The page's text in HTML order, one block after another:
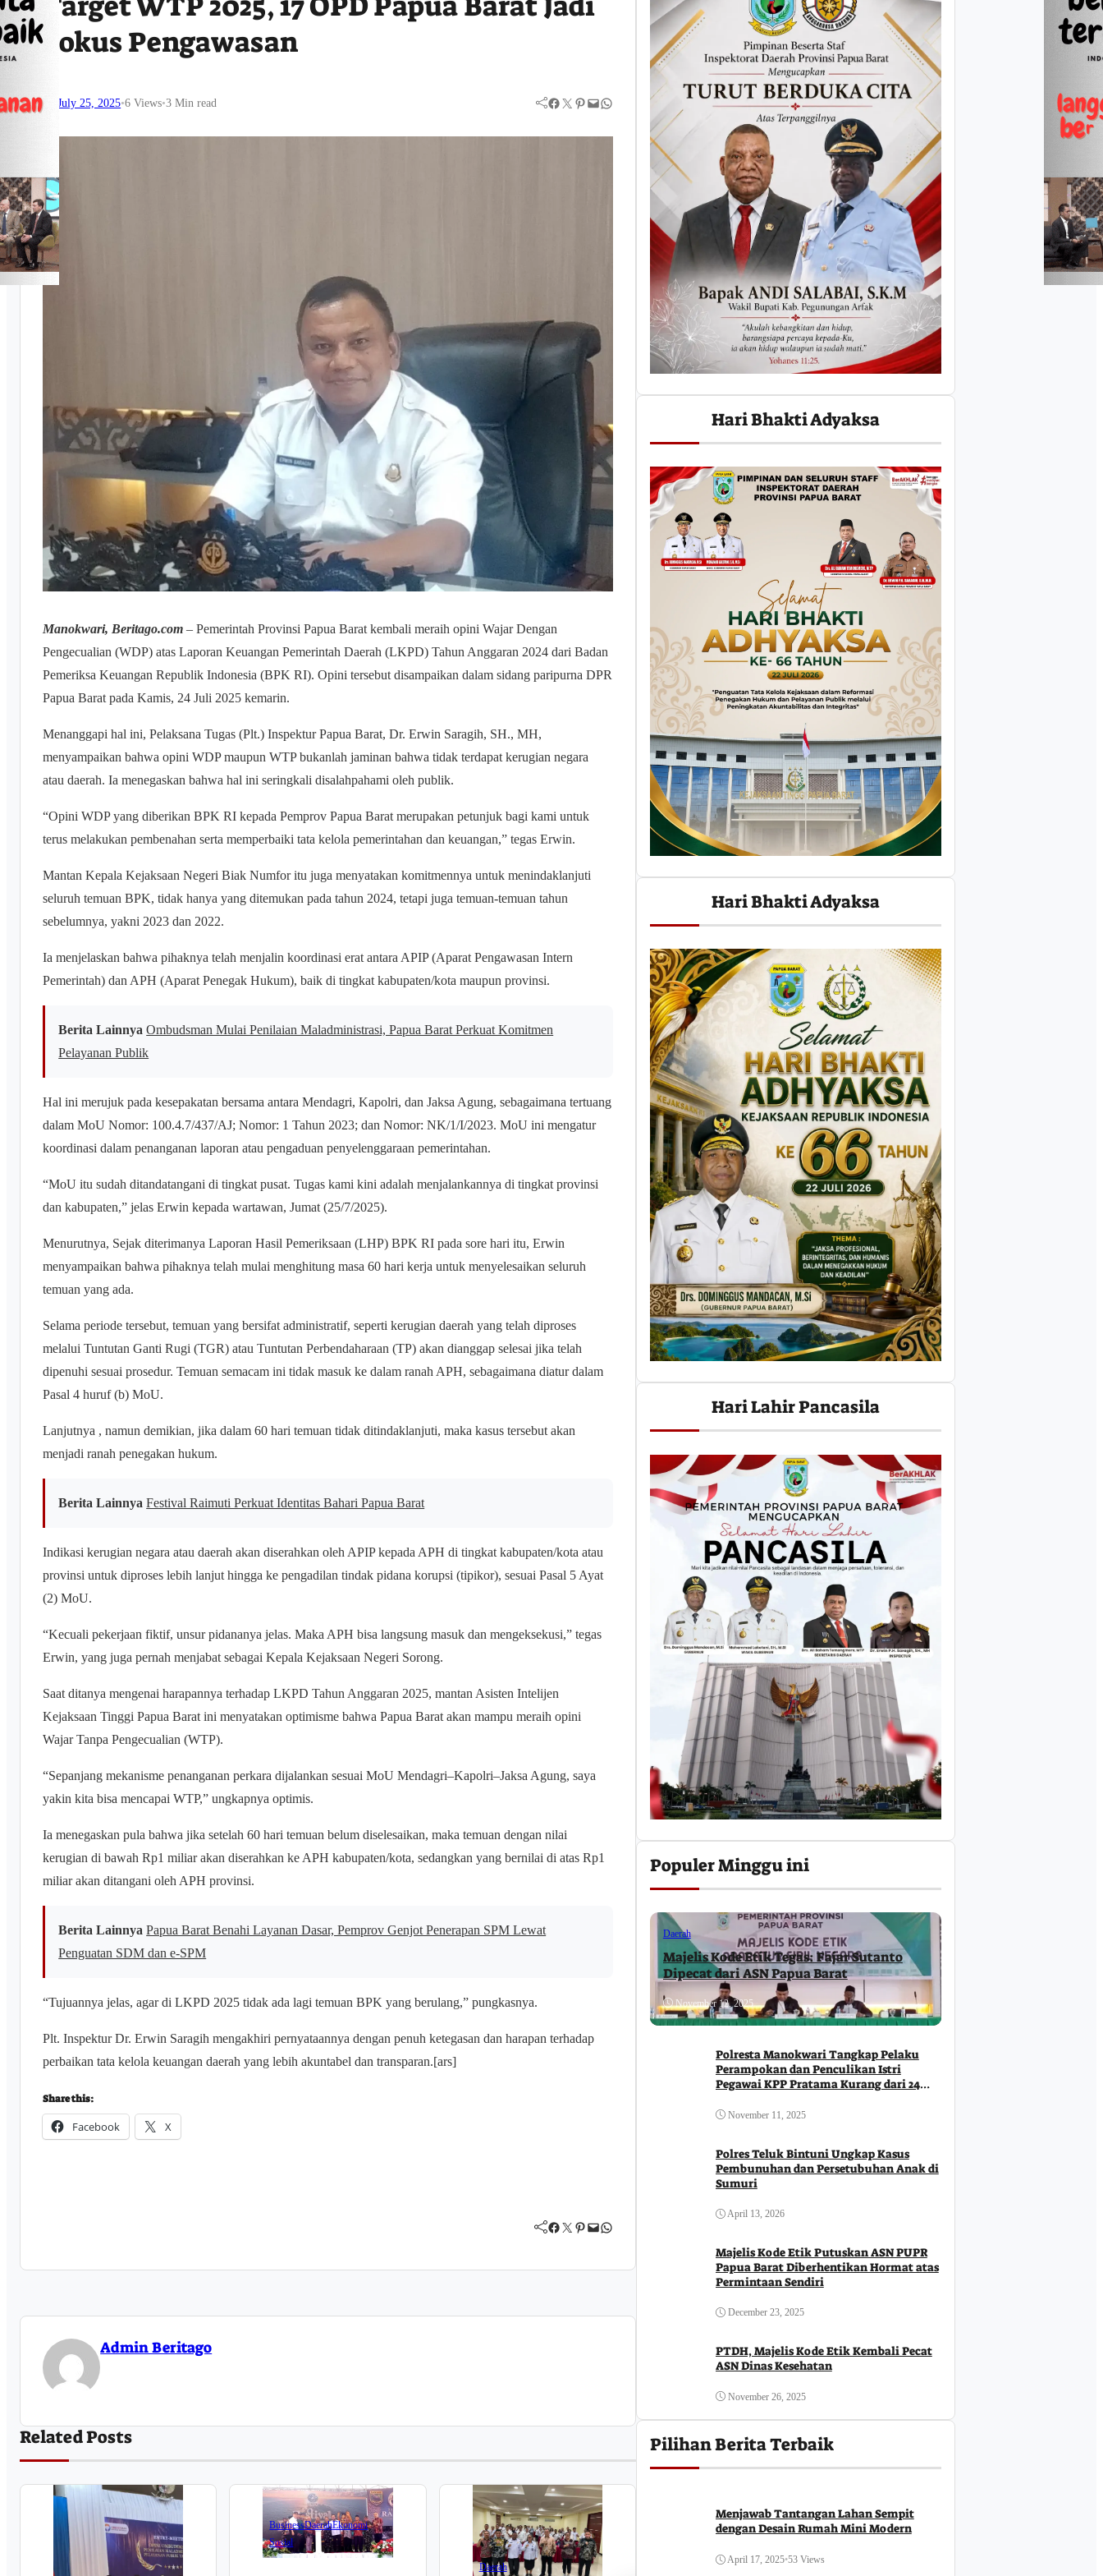
Fokus Pengawasan
July 25, 2025•6 Views•3 Min read Facebook Twitter Pinterest Mail WhatsApp
Manokwari, Beritago.com – Pemerintah Provinsi Papua Barat kembali meraih opini Wajar Dengan
Pengecualian (WDP) atas Laporan Keuangan Pemerintah Daerah (LKPD) Tahun Anggaran 2024 dari Badan
Pemeriksa Keuangan Republik Indonesia (BPK RI). Opini tersebut disampaikan dalam sidang paripurna DPR
Papua Barat pada Kamis, 24 Juli 2025 kemarin.
Menanggapi hal ini, Pelaksana Tugas (Plt.) Inspektur Papua Barat, Dr. Erwin Saragih, SH., MH,
menyampaikan bahwa opini WDP maupun WTP bukanlah jaminan bahwa tidak terdapat kerugian negara
atau daerah. Ia menegaskan bahwa hal ini seringkali disalahpahami oleh publik.
“Opini WDP yang diberikan BPK RI kepada Pemprov Papua Barat merupakan petunjuk bagi kami untuk
terus melakukan pembenahan serta memperbaiki tata kelola pemerintahan dan keuangan,” tegas Erwin.
Mantan Kepala Kejaksaan Negeri Biak Numfor itu juga menyatakan komitmennya untuk menindaklanjuti
seluruh temuan BPK, tidak hanya yang ditemukan pada tahun 2024, tetapi juga temuan-temuan tahun
sebelumnya, yakni 2023 dan 2022.
Ia menjelaskan bahwa pihaknya telah menjalin koordinasi erat antara APIP (Aparat Pengawasan Intern
Pemerintah) dan APH (Aparat Penegak Hukum), baik di tingkat kabupaten/kota maupun provinsi.
Berita Lainnya Ombudsman Mulai Penilaian Maladministrasi, Papua Barat Perkuat Komitmen
Pelayanan Publik
Hal ini merujuk pada kesepakatan bersama antara Mendagri, Kapolri, dan Jaksa Agung, sebagaimana tertuang
dalam MoU Nomor: 100.4.7/437/AJ; Nomor: 1 Tahun 2023; dan Nomor: NK/1/I/2023. MoU ini mengatur
koordinasi dalam penanganan laporan atau pengaduan penyelenggaraan pemerintahan.
“MoU itu sudah ditandatangani di tingkat pusat. Tugas kami kini adalah menjalankannya di tingkat provinsi
dan kabupaten,” jelas Erwin kepada wartawan, Jumat (25/7/2025).
Menurutnya, Sejak diterimanya Laporan Hasil Pemeriksaan (LHP) BPK RI pada sore hari itu, Erwin
menyampaikan bahwa pihaknya telah mulai menghitung masa 60 hari kerja untuk menyelesaikan seluruh
temuan yang ada.
Selama periode tersebut, temuan yang bersifat administratif, seperti kerugian daerah yang telah diproses
melalui Tuntutan Ganti Rugi (TGR) atau Tuntutan Perbendaharaan (TP) akan dianggap selesai jika telah
dipenuhi sesuai prosedur. Temuan semacam ini tidak masuk ke dalam ranah APH, sebagaimana diatur dalam
Pasal 4 huruf (b) MoU.
Lanjutnya , namun demikian, jika dalam 60 hari temuan tidak ditindaklanjuti, maka kasus tersebut akan
menjadi ranah penegakan hukum.
Berita Lainnya Festival Raimuti Perkuat Identitas Bahari Papua Barat
Indikasi kerugian negara atau daerah akan diserahkan oleh APIP kepada APH di tingkat kabupaten/kota atau
provinsi untuk diproses lebih lanjut hingga ke pengadilan tindak pidana korupsi (tipikor), sesuai Pasal 5 Ayat
(2) MoU.
“Kecuali pekerjaan fiktif, unsur pidananya jelas. Maka APH bisa langsung masuk dan mengeksekusi,” tegas
Erwin, yang juga pernah menjabat sebagai Kepala Kejaksaan Negeri Sorong.
Saat ditanya mengenai harapannya terhadap LKPD Tahun Anggaran 2025, mantan Asisten Intelijen
Kejaksaan Tinggi Papua Barat ini menyatakan optimisme bahwa Papua Barat akan mampu meraih opini
Wajar Tanpa Pengecualian (WTP).
“Sepanjang mekanisme penanganan perkara dijalankan sesuai MoU Mendagri–Kapolri–Jaksa Agung, saya
yakin kita bisa mencapai WTP,” ungkapnya optimis.
Ia menegaskan pula bahwa jika setelah 60 hari temuan belum diselesaikan, maka temuan dengan nilai
kerugian di bawah Rp1 miliar akan diserahkan ke APH kabupaten/kota, sedangkan yang bernilai di atas Rp1
miliar akan ditangani oleh APH provinsi.
Berita Lainnya Papua Barat Benahi Layanan Dasar, Pemprov Genjot Penerapan SPM Lewat
Penguatan SDM dan e-SPM
“Tujuannya jelas, agar di LKPD 2025 tidak ada lagi temuan BPK yang berulang,” pungkasnya.
Plt. Inspektur Dr. Erwin Saragih mengakhiri pernyataannya dengan penuh ketegasan dan harapan terhadap
perbaikan tata kelola keuangan daerah yang lebih akuntabel dan transparan.[ars]
Share this:
Facebook X
Facebook Twitter Pinterest Mail WhatsApp
Admin Beritago
Related Posts
BusinessDaerahEkonomi
Sosial
Daerah
Hari Bhakti Adyaksa
Hari Bhakti Adyaksa
Hari Lahir Pancasila
Populer Minggu ini
Daerah
Majelis Kode Etik Tegas: Fajar Sutanto
Dipecat dari ASN Papua Barat
November 12, 2025
Polresta Manokwari Tangkap Pelaku
Perampokan dan Penculikan Istri
Pegawai KPP Pratama Kurang dari 24
November 11, 2025
Polres Teluk Bintuni Ungkap Kasus
Pembunuhan dan Persetubuhan Anak di
Sumuri
April 13, 2026
Majelis Kode Etik Putuskan ASN PUPR
Papua Barat Diberhentikan Hormat atas
Permintaan Sendiri
December 23, 2025
PTDH, Majelis Kode Etik Kembali Pecat
ASN Dinas Kesehatan
November 26, 2025
Pilihan Berita Terbaik
Menjawab Tantangan Lahan Sempit
dengan Desain Rumah Mini Modern
April 17, 2025•53 Views